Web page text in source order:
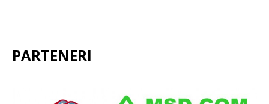
PARTENERI